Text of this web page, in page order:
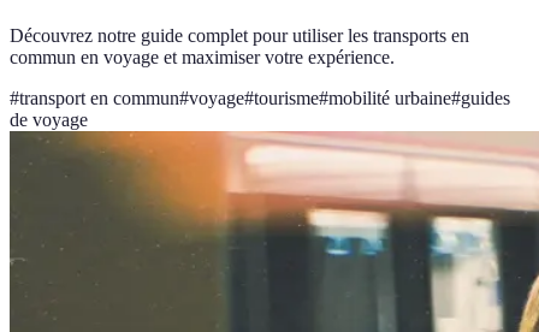
Découvrez notre guide complet pour utiliser les transports en
commun en voyage et maximiser votre expérience.
#transport en commun#voyage#tourisme#mobilité urbaine#guides
de voyage